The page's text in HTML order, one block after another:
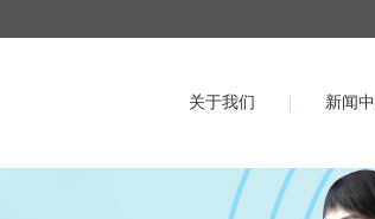
关于我们 新闻